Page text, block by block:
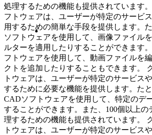
処理するための機能も提供されています
フトウェアは、ユーザーが特定のサービ
用するための簡単な手段を提供します。
ソフトウェアを使用して、画像ファイル
ルターを適用したりすることができます
フトウェアを使用して、動画ファイルを
クトを追加したりすることもできます。
トウェアは、ユーザーが特定のサービス
するために必要な機能を提供します。た
CADソフトウェアを使用して、特定のデ
することができます。また、100個以上の
理するための機能も提供されています。
トウェアは、ユーザーが特定のサービス